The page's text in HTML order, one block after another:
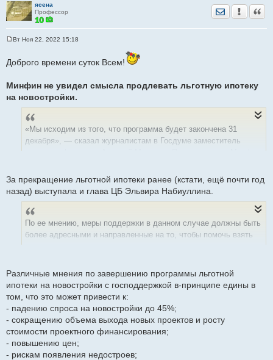
ясена
Профессор
Отправить
о
б
н
и
Вт Ноя 22, 2022 15:18
Доброго времени суток Всем!
Минфин не увидел смысла продлевать льготную ипотеку
на новостройки.
«Мы исходим из того, что программа будет закончена 31
декабря», — сказал журналистам в Госдуме заместитель
Скрытый текст:
Показать
За прекращение льготной ипотеки ранее (кстати, ещё почти год
назад) выступала и глава ЦБ Эльвира Набиуллина.
По ее мнению, меры поддержки в данном случае должны быть
более адресными и направленные на то, чтобы помочь взять
Широкомасштабное продление программы может
способствовать сохранению высоких цен на жилье, считает
Скрытый текст:
Показать
Различные мнения по завершению программы льготной
ипотеки на новостройки с господдержкой в-принципе едины в
том, что это может привести к:
- падению спроса на новостройки до 45%;
- сокращению объема выхода новых проектов и росту
стоимости проектного финансирования;
- повышению цен;
- рискам появления недостроев;